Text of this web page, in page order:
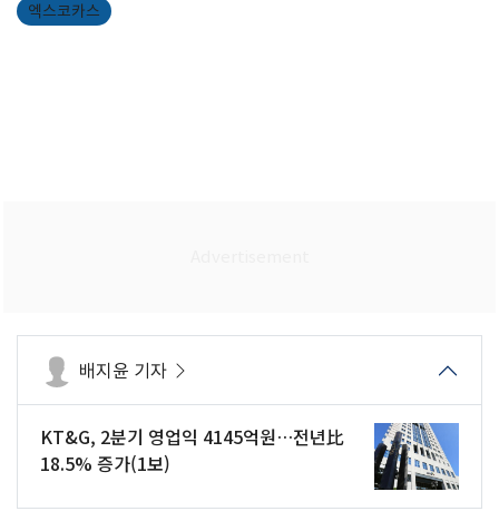
엑스코카스
배지윤 기자
KT&G, 2분기 영업익 4145억원…전년比
18.5% 증가(1보)